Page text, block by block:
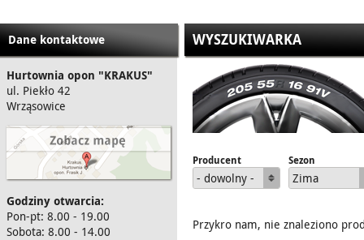
KRAKUS - hurtownia opon
Dane kontaktowe
Hurtownia opon "KRAKUS"
ul. Piekło 42
Wrząsowice
Godziny otwarcia:
Pon-pt: 8.00 - 19.00
Sobota: 8.00 - 14.00
WYSZUKIWARKA
Producent
- dowolny -
Sezon
Zima
Przykro nam, nie znaleziono